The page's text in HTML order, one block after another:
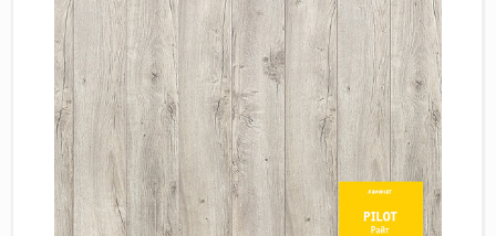
32 класс
33 класс
Палитра
Серый
Бежевый
Дуб светлый
Коричневый
Плинтус
Кварцевый ламинат SPC
Подложка под паркет и ламинат